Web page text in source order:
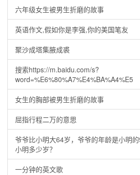
六年级女生被男生折磨的故事
英语作文,假如你是李强,你的美国笔友
聚沙成塔集腋成裘
搜索https://m.baidu.com/s?
word=%E6%80%A7%E4%BA%A4%E5
女生的胸部被男生折磨的故事
屈指行程二万的意思
爷爷比小明大64岁，爷爷的年龄是小明的
小明多少岁？
一分钟的英文歌